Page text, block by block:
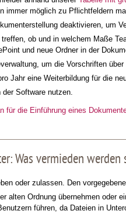
immer möglich zu Pflichtfeldern
deaktivieren, um
ob und in welchem Maße
und neue Ordner in der
um die Vorschriften
Jahr eine Weiterbildung für die
Software nutzen.
für die Einführung eines
Was vermieden werden
oder zulassen. Den
alten Ordnung übernehmen oder
führen, da Dateien in